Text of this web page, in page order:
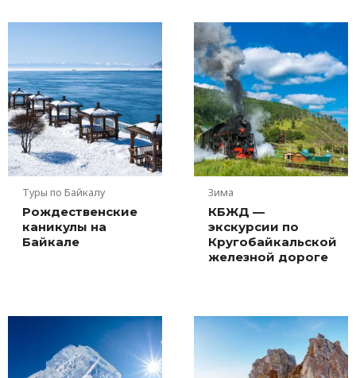
Туры по Байкалу
Рождественские
каникулы на
Байкале
Зима
КБЖД —
экскурсии по
Кругобайкальской
железной дороге